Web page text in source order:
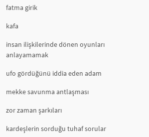
fatma girik
kafa
insan ilişkilerinde dönen oyunları
anlayamamak
ufo gördüğünü iddia eden adam
mekke savunma antlaşması
zor zaman şarkıları
kardeşlerin sorduğu tuhaf sorular